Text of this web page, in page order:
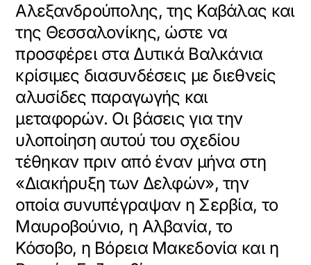
Αλεξανδρούπολης, της Καβάλας και
της Θεσσαλονίκης, ώστε να
προσφέρει στα Δυτικά Βαλκάνια
κρίσιμες διασυνδέσεις με διεθνείς
αλυσίδες παραγωγής και
μεταφορών. Οι βάσεις για την
υλοποίηση αυτού του σχεδίου
τέθηκαν πριν από έναν μήνα στη
«Διακήρυξη των Δελφών», την
οποία συνυπέγραψαν η Σερβία, το
Μαυροβούνιο, η Αλβανία, το
Κόσοβο, η Βόρεια Μακεδονία και η